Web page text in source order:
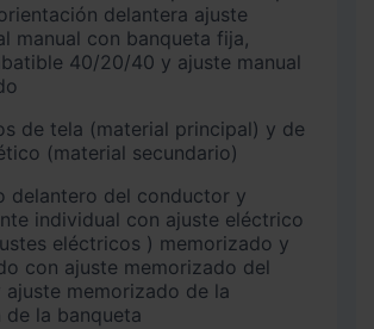
delantera ajuste
manual con banqueta fija,
40/20/40 y ajuste manual
(material secundario)
individual con ajuste eléctrico
eléctricos ) memorizado y
con ajuste memorizado del
ajuste memorizado de la
de la banqueta